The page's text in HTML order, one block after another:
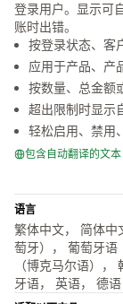
登录用户。显示可
账时出错。
按登录状态、客
应用于产品、产
按数量、总金额
超出限制时显示
轻松启用、禁用
包含自动翻译的文本
语言
繁体中文， 简体中
萄牙）， 葡萄牙语
（博克马尔语）
牙语， 英语， 德